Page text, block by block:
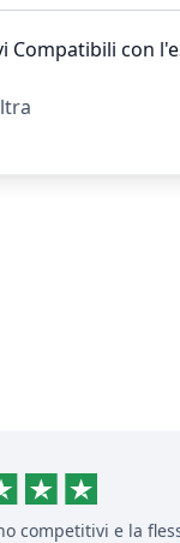
Compatibili con
competitivi e la